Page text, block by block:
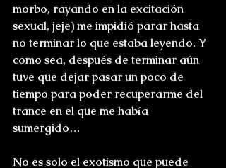
morbo, rayando en la excitación
sexual, jeje) me impidió parar hasta
no terminar lo que estaba leyendo. Y
como sea, después de terminar aún
tuve que dejar pasar un poco de
tiempo para poder recuperarme del
trance en el que me había
sumergido…
No es solo el exotismo que puede